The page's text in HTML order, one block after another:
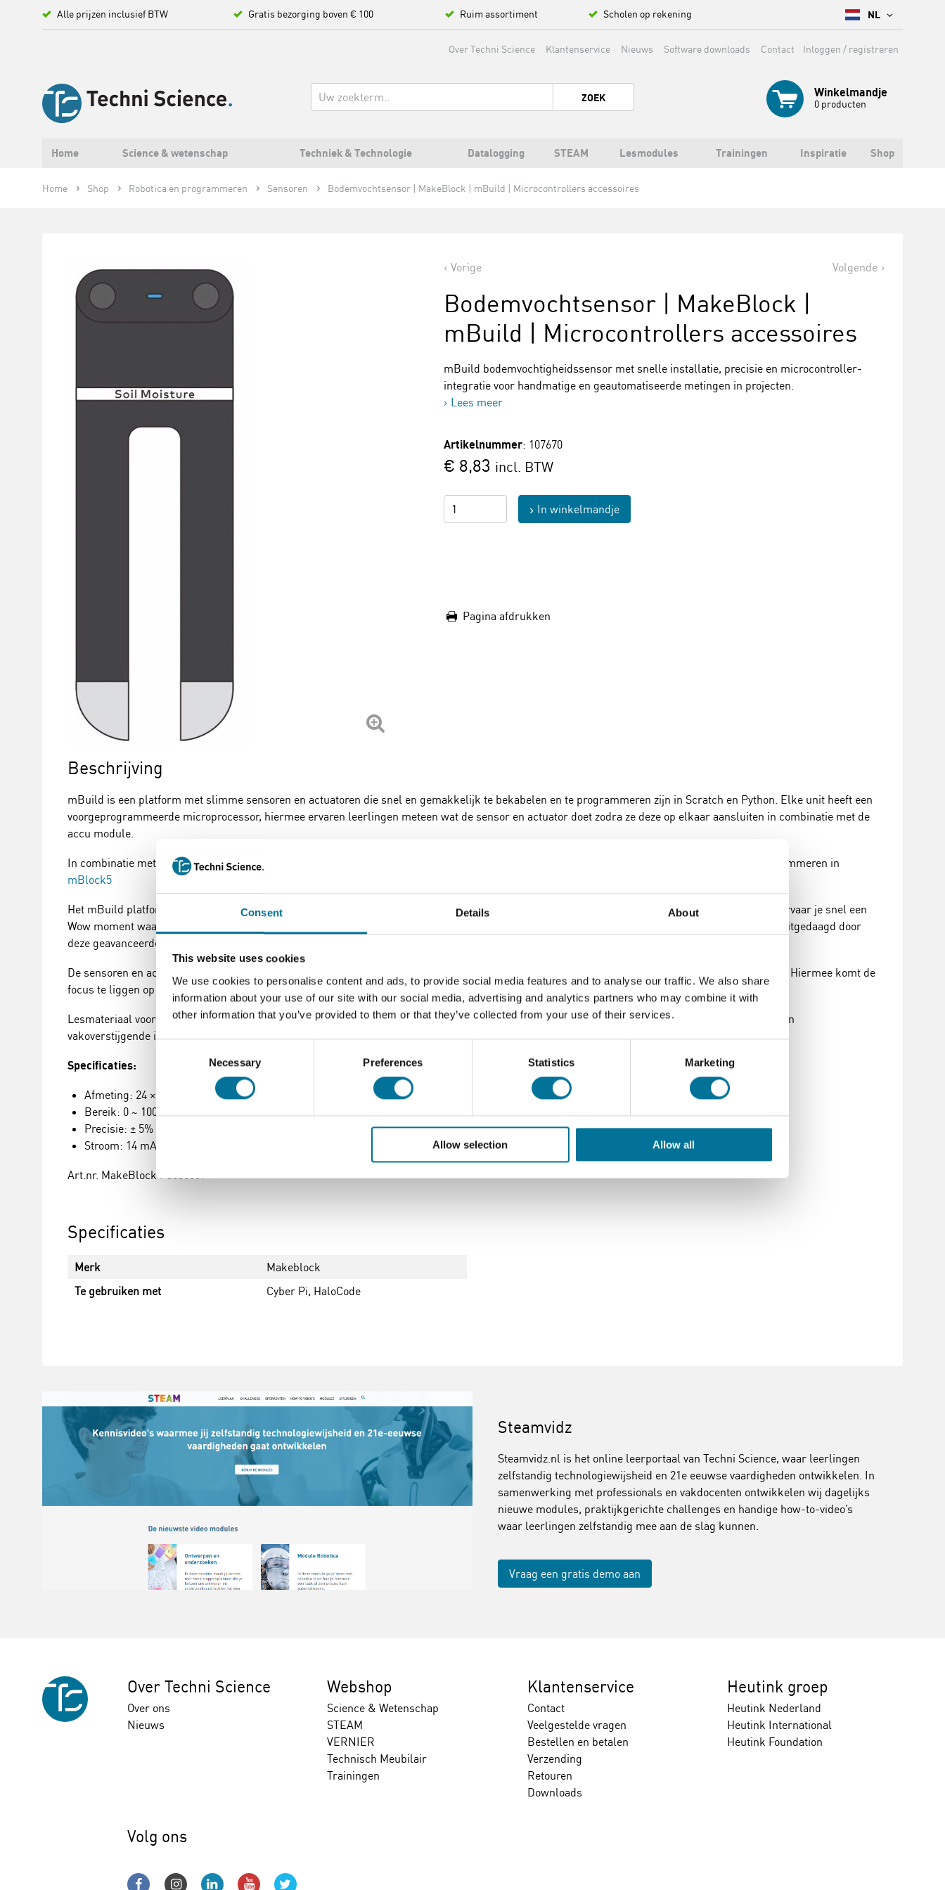
Consent Details About
This website uses cookies
We use cookies to personalise content and ads, to provide social media features and to analyse our traffic. We also share
information about your use of our site with our social media, advertising and analytics partners who may combine it with
other information that you’ve provided to them or that they’ve collected from your use of their services.
Necessary Preferences Statistics Marketing
Allow selection Allow all
Alle prijzen inclusief BTW Gratis bezorging boven € 100 Ruim assortiment Scholen op rekening NL
Inloggen / registreren
Over Techni Science Klantenservice Nieuws Software downloads Contact
Winkelmandje
0 producten
ZOEK
Home Science & wetenschap Techniek & Technologie Datalogging STEAM Lesmodules Trainingen Inspiratie Shop
Home Shop Robotica en programmeren Sensoren Bodemvochtsensor | MakeBlock | mBuild | Microcontrollers accessoires
Vorige Volgende
Bodemvochtsensor | MakeBlock |
mBuild | Microcontrollers accessoires
mBuild bodemvochtigheidssensor met snelle installatie, precisie en microcontroller-
integratie voor handmatige en geautomatiseerde metingen in projecten.
Lees meer
Artikelnummer: 107670
€ 8,83 incl. BTW
In winkelmandje
Pagina afdrukken
Beschrijving
mBuild is een platform met slimme sensoren en actuatoren die snel en gemakkelijk te bekabelen en te programmeren zijn in Scratch en Python. Elke unit heeft een
voorgeprogrammeerde microprocessor, hiermee ervaren leerlingen meteen wat de sensor en actuator doet zodra ze deze op elkaar aansluiten in combinatie met de
accu module.
In combinatie met de CyberPi leren leerlingen hoe een microcontroller werkt met input en output en gaan ze aan de slag met prototypen en programmeren in
mBlock5
Het mBuild platform is ontwikkeld om elk type leerlingen op zijn eigen niveau slimme technologieën en robotica aan te leren. Zonder voorkennis ervaar je snel een
Wow moment waardoor de houding ontstaat van meer willen weten en leren. Maar ook op een hoog niveau zoals MBO of HBO wordt je nog steeds uitgedaagd door
deze geavanceerde sensoren en actuatoren.
De sensoren en actuatoren zijn vergelijkbaar en werken hetzelfde als Arduino met als toevoeging de microcontroller en slimme stekkerverbinding. Hiermee komt de
focus te liggen op het leren prototypen en innoveren en is dit voor iedereen toegankelijk.
Lesmateriaal voor mBuild vindt je opSTEAMVIDZ.nlen daarnaast geven we trainingen en workshops op locatie om een duurzame implementatie en
vakoverstijgende integratie te waarborgen.
Specificaties:
Afmeting: 24 × 72 mm
Bereik: 0 ~ 100
Precisie: ± 5%
Stroom: 14 mA
Art.nr. MakeBlock P3030009
Specificaties
Merk
Makeblock
Te gebruiken met
Cyber Pi, HaloCode
Steamvidz
Steamvidz.nl is het online leerportaal van Techni Science, waar leerlingen
zelfstandig technologiewijsheid en 21e eeuwse vaardigheden ontwikkelen. In
samenwerking met professionals en vakdocenten ontwikkelen wij dagelijks
nieuwe modules, praktijkgerichte challenges en handige how-to-video’s
waar leerlingen zelfstandig mee aan de slag kunnen.
Vraag een gratis demo aan
Over Techni Science
Over ons
Nieuws
Webshop
Science & Wetenschap
STEAM
VERNIER
Technisch Meubilair
Trainingen
Klantenservice
Contact
Veelgestelde vragen
Bestellen en betalen
Verzending
Retouren
Downloads
Heutink groep
Heutink Nederland
Heutink International
Heutink Foundation
Volg ons